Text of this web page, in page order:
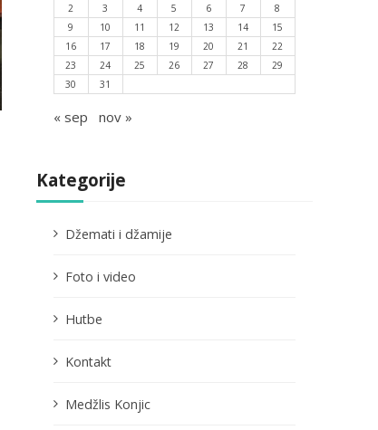
2
3 4 5 6 7
8
9
10 11 12 13 14
15
16
17 18 19 20 21
22
23
24 25 26 27 28
29
30
31
« sep nov »
Kategorije
Džemati i džamije
Foto i video
Hutbe
Kontakt
Medžlis Konjic